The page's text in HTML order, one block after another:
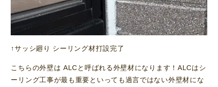
↑サッシ廻り シーリング材打設完了
こちらの外壁は ALCと呼ばれる外壁材になります！ALCはシ
ーリング工事が最も重要といっても過言ではない外壁材にな